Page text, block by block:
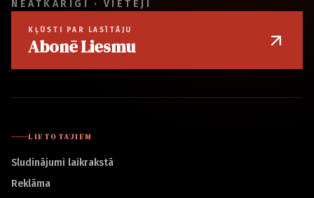
NEATKARĪGI · VIETĒJI
KĻŪSTI PAR LASĪTĀJU
Abonē Liesmu
LIETOTĀJIEM
Sludinājumi laikrakstā
Reklāma